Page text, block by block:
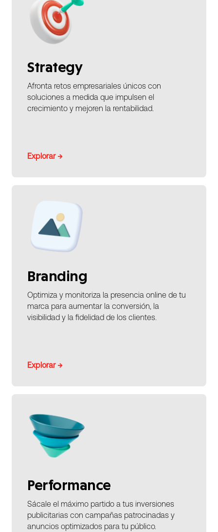
Strategy
Afronta retos empresariales únicos con
soluciones a medida que impulsen el
crecimiento y mejoren la rentabilidad.
Explorar →
Branding
Optimiza y monitoriza la presencia online de tu
marca para aumentar la conversión, la
visibilidad y la fidelidad de los clientes.
Explorar →
Performance
Sácale el máximo partido a tus inversiones
publicitarias con campañas patrocinadas y
anuncios optimizados para tu público.